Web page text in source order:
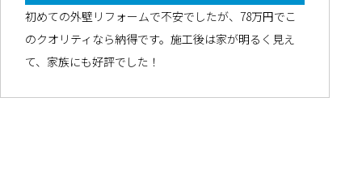
初めての外壁リフォームで不安でしたが、78万円でこ
のクオリティなら納得です。施工後は家が明るく見え
て、家族にも好評でした！